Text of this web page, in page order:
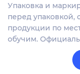
Упаковка и
перед
продукции по
обучим.